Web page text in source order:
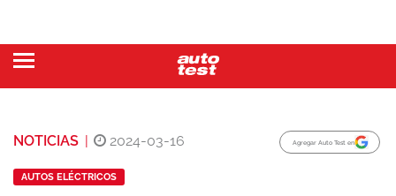
NOTICIAS | 2024-03-16 Agregar Auto Test en
AUTOS ELÉCTRICOS